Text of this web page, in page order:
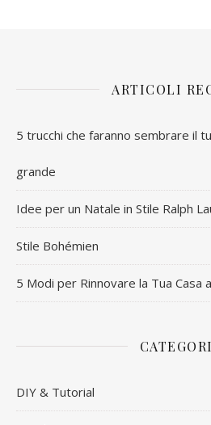
ARTICOLI
5 trucchi che faranno sembrare il
grande
Idee per un Natale in Stile Ralph
Stile Bohémien
5 Modi per Rinnovare la Tua Casa
DIY & Tutorial